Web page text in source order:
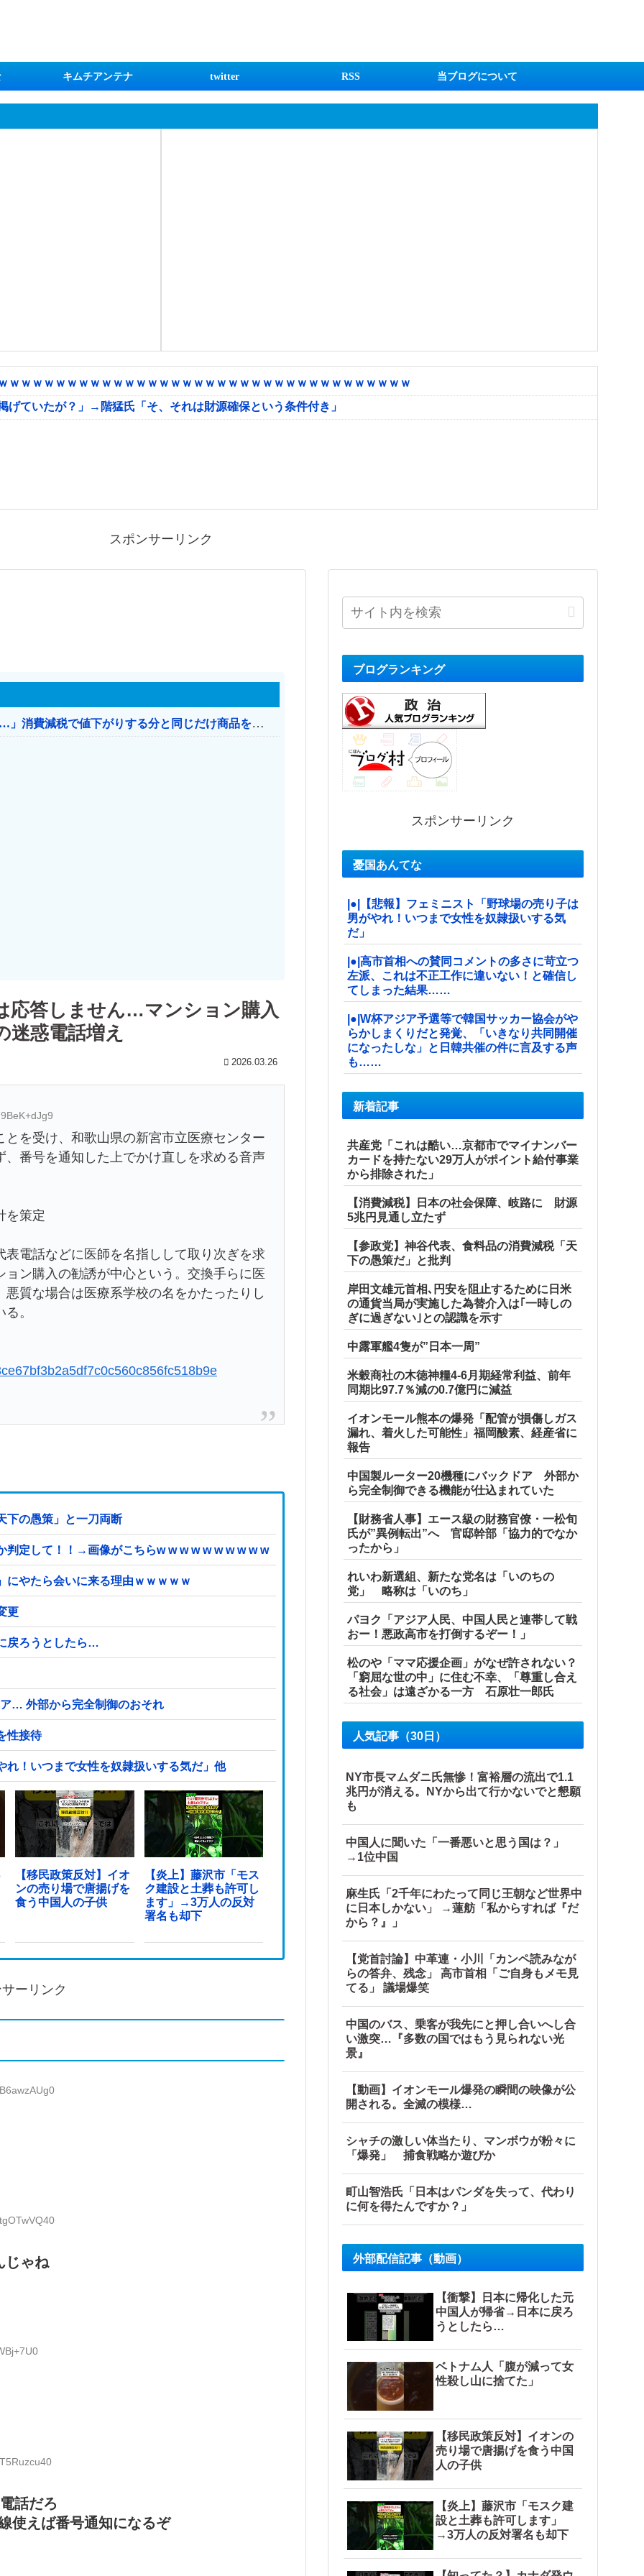
キムチアンテナ twitter RSS 当ブログについて
ｗｗｗｗｗｗｗｗｗｗｗｗｗｗｗｗｗｗｗｗｗｗｗｗｗｗｗｗｗｗｗｗｗｗ
ていたが？」→階猛氏「そ、それは財源確保という条件付き」
スポンサーリンク
【消費税率1％】 「下げるのが筋なんですけど…」消費減税で値下がりする分と同じだけ商品を値上げして店頭価格を変えない店も
応答しません…マンション購入
迷惑電話増え
2026.03.26
を受け、和歌山県の新宮市立医療センター
番号を通知した上でかけ直しを求める音声
を策定
電話などに医師を名指しして取り次ぎを求
ン購入の勧誘が中心という。交換手らに医
質な場合は医療系学校の名をかたったりし
。
下の愚策」と一刀両断
判定して！！→画像がこちらw w w w w w w w w w
にやたら会いに来る理由ｗｗｗｗｗ
更
戻ろうとしたら…
… 外部から完全制御のおそれ
性接待
れ！いつまで女性を奴隷扱いする気だ」他
【移民政策反対】イオ
ンの売り場で唐揚げを
食う中国人の子供
【炎上】藤沢市「モス
ク建設と土葬も許可し
ます」→3万人の反対
署名も却下
ーリンク
じゃね
話だろ
使えば番号通知になるぞ
ブログランキング
スポンサーリンク
憂国あんてな
|●|【悲報】フェミニスト「野球場の売り子は
男がやれ！いつまで女性を奴隷扱いする気
だ」
|●|高市首相への賛同コメントの多さに苛立つ
左派、これは不正工作に違いない！と確信し
てしまった結果……
|●|W杯アジア予選等で韓国サッカー協会がや
らかしまくりだと発覚、「いきなり共同開催
になったしな」と日韓共催の件に言及する声
も……
新着記事
共産党「これは酷い…京都市でマイナンバー
カードを持たない29万人がポイント給付事業
から排除された」
【消費減税】日本の社会保障、岐路に 財源
5兆円見通し立たず
【参政党】神谷代表、食料品の消費減税「天
下の愚策だ」と批判
岸田文雄元首相､円安を阻止するために日米
の通貨当局が実施した為替介入は｢一時しの
ぎに過ぎない｣との認識を示す
中露軍艦4隻が”日本一周”
米穀商社の木徳神糧4-6月期経常利益、前年
同期比97.7％減の0.7億円に減益
イオンモール熊本の爆発「配管が損傷しガス
漏れ、着火した可能性」福岡酸素、経産省に
報告
中国製ルーター20機種にバックドア 外部か
ら完全制御できる機能が仕込まれていた
【財務省人事】エース級の財務官僚・一松旬
氏が”異例転出”へ 官邸幹部「協力的でなか
ったから」
れいわ新選組、新たな党名は「いのちの
党」 略称は「いのち」
パヨク「アジア人民、中国人民と連帯して戦
おー！悪政高市を打倒するぞー！」
松のや「ママ応援企画」がなぜ許されない？
「窮屈な世の中」に住む不幸、「尊重し合え
る社会」は遠ざかる一方 石原壮一郎氏
人気記事（30日）
NY市長マムダニ氏無惨！富裕層の流出で1.1
兆円が消える。NYから出て行かないでと懇願
も
中国人に聞いた「一番悪いと思う国は？」
→1位中国
麻生氏「2千年にわたって同じ王朝など世界中
に日本しかない」 →蓮舫「私からすれば『だ
から？』」
【党首討論】中革連・小川「カンペ読みなが
らの答弁、残念」 高市首相「ご自身もメモ見
てる」 議場爆笑
中国のバス、乗客が我先にと押し合いへし合
い激突…『多数の国ではもう見られない光
景』
【動画】イオンモール爆発の瞬間の映像が公
開される。全滅の模様…
シャチの激しい体当たり、マンボウが粉々に
「爆発」 捕食戦略か遊びか
町山智浩氏「日本はパンダを失って、代わり
に何を得たんですか？」
外部配信記事（動画）
【衝撃】日本に帰化した元
中国人が帰省→日本に戻ろ
うとしたら…
ベトナム人「腹が減って女
性殺し山に捨てた」
【移民政策反対】イオンの
売り場で唐揚げを食う中国
人の子供
【炎上】藤沢市「モスク建
設と土葬も許可します」
→3万人の反対署名も却下